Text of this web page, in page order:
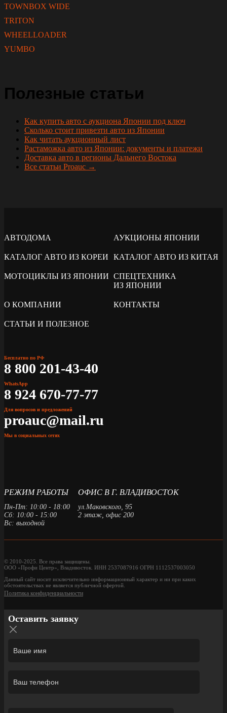
TOWNBOX WIDE
TRITON
WHEELLOADER
YUMBO
Полезные статьи
Как купить авто с аукциона Японии под ключ
Сколько стоит привезти авто из Японии
Как читать аукционный лист
Растаможка авто из Японии: документы и платежи
Доставка авто в регионы Дальнего Востока
Все статьи Proauc →
АВТОДОМА АУКЦИОНЫ ЯПОНИИ
КАТАЛОГ АВТО ИЗ КОРЕИ КАТАЛОГ АВТО ИЗ КИТАЯ
МОТОЦИКЛЫ ИЗ ЯПОНИИ СПЕЦТЕХНИКА
ИЗ ЯПОНИИ
О КОМПАНИИ КОНТАКТЫ
СТАТЬИ И ПОЛЕЗНОЕ
Бесплатно по РФ
8 800 201-43-40
WhatsApp
8 924 670-77-77
Для вопросов и предложений
proauc@mail.ru
Мы в социальных сетях
РЕЖИМ РАБОТЫ
Пн-Пт: 10:00 - 18:00
Сб: 10:00 - 15:00
Вс: выходной
ОФИС В Г. ВЛАДИВОСТОК
ул.Маковского, 95
2 этаж, офис 200
© 2010-2025. Все права защищены.
ООО «Профи Центр», Владивосток. ИНН 2537087916 ОГРН 1112537003050
Данный сайт носит исключительно информационный характер и ни при каких
обстоятельствах не является публичной офертой.
Политика конфиденциальности
Оставить заявку